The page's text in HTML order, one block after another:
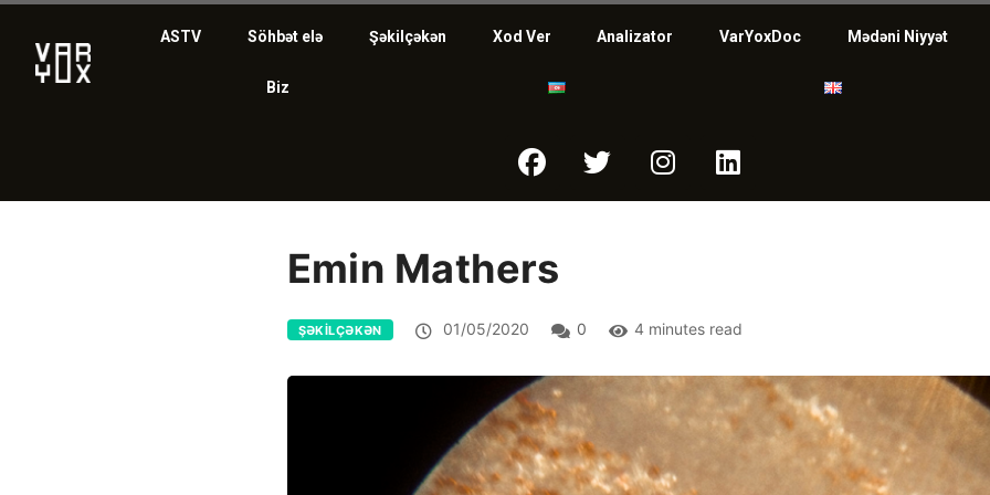
ASTV Söhbət elə Şəkilçəkən Xod Ver Analizator VarYoxDoc Mədəni Niyyət
Biz
Emin Mathers
ŞƏKILÇƏKƏN 01/05/2020 0 4 minutes read